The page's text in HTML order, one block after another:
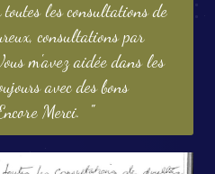
les consultations de
consultations par
m'avez aidée dans les
avec des bons
Merci.